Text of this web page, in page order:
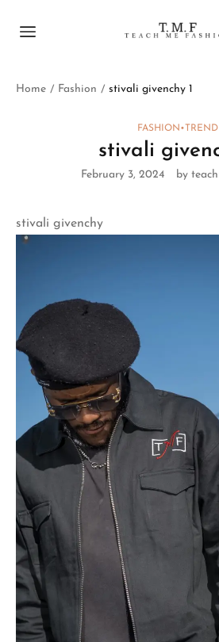
Home / Fashion / stivali givenchy 1
FASHION •TREND
stivali
February 3, 2024 by
stivali givenchy